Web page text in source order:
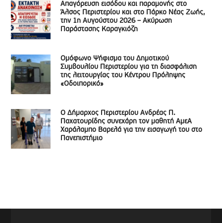
Απαγόρευση εισόδου και παραμονής στο
Άλσος Περιστερίου και στο Πάρκο Νέας Ζωής,
την 1η Αυγούστου 2026 – Ακύρωση
Παράστασης Καραγκιόζη
Ομόφωνο Ψήφισμα του Δημοτικού
Συμβουλίου Περιστερίου για τη διασφάλιση
της λειτουργίας του Κέντρου Πρόληψης
«Οδοιπορικό»
Ο Δήμαρχος Περιστερίου Ανδρέας Π.
Παχατουρίδης συνεχάρη τον μαθητή ΑμεΑ
Χαράλαμπο Βαρελά για την εισαγωγή του στο
Πανεπιστήμιο